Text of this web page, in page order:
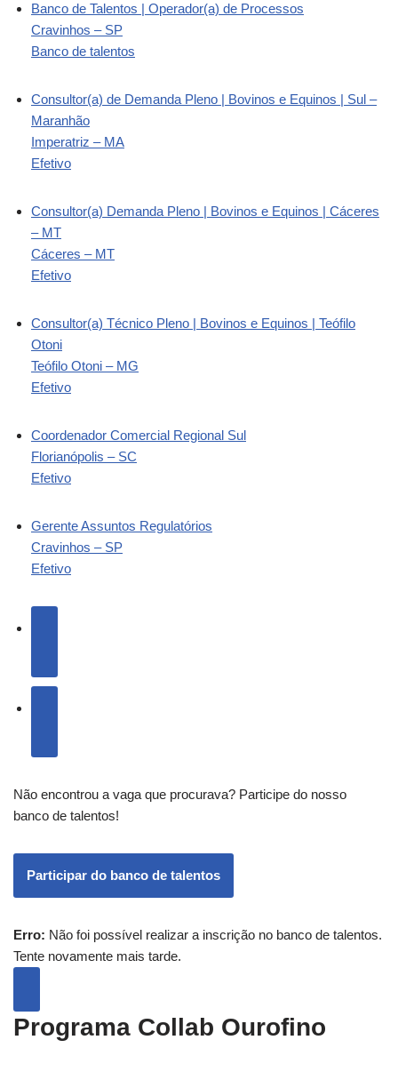
Banco de Talentos | Operador(a) de Processos
Cravinhos – SP
Banco de talentos
Consultor(a) de Demanda Pleno | Bovinos e Equinos | Sul –
Maranhão
Imperatriz – MA
Efetivo
Consultor(a) Demanda Pleno | Bovinos e Equinos | Cáceres
– MT
Cáceres – MT
Efetivo
Consultor(a) Técnico Pleno | Bovinos e Equinos | Teófilo
Otoni
Teófilo Otoni – MG
Efetivo
Coordenador Comercial Regional Sul
Florianópolis – SC
Efetivo
Gerente Assuntos Regulatórios
Cravinhos – SP
Efetivo
Não encontrou a vaga que procurava? Participe do nosso
banco de talentos!
Participar do banco de talentos
Erro: Não foi possível realizar a inscrição no banco de talentos.
Tente novamente mais tarde.
Programa Collab Ourofino